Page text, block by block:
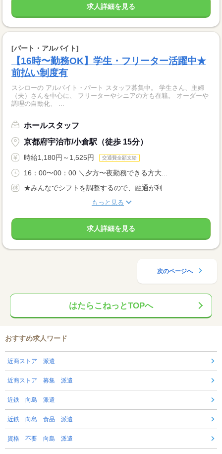
求人詳細を見る
[パート・アルバイト]
【16時〜勤務OK】学生・フリーター活躍中★
前払い制度有
スシローの アルバイト・パート スタッフ募集中。 学生さん、主婦
（夫）さんを中心に、 フリーターやシニアの方も在籍。 オーダーや
調理の自動化、 ...
ホールスタッフ
京都府宇治市/小倉駅（徒歩 15分）
時給1,180円～1,525円 交通費全額支給
16：00〜00：00 ＼夕方〜夜勤務できる方大...
★みんなでシフトを調整するので、融通が利...
もっと見る
求人詳細を見る
次のページへ
はたらこねっとTOPへ
おすすめ求人ワード
近商ストア 派遣
近商ストア 募集 派遣
近鉄 向島 派遣
近鉄 向島 食品 派遣
資格 不要 向島 派遣